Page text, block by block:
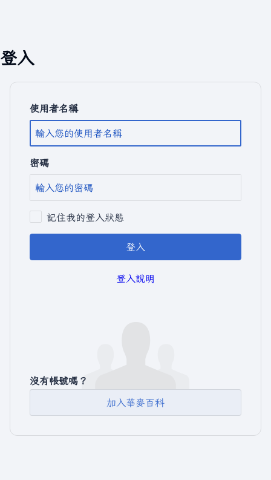
登入
使用者名稱
密碼
記住我的登入狀態
登入
登入說明
沒有帳號嗎？
加入華麥百科